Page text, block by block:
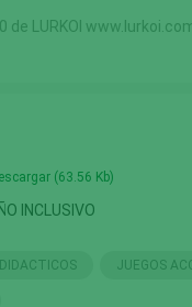
de LURKOI
(63.56 Kb)
INCLUSIVO
JUEGOS